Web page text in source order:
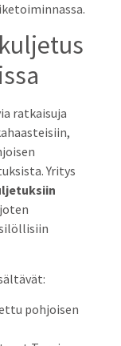
ratkaisuja
Yritys
pohjoisen